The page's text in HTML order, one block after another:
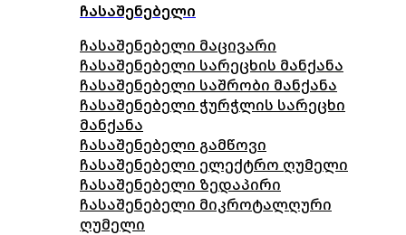
ჩასაშენებელი
ჩასაშენებელი მაცივარი
ჩასაშენებელი სარეცხის მანქანა
ჩასაშენებელი საშრობი მანქანა
ჩასაშენებელი ჭურჭლის სარეცხი
მანქანა
ჩასაშენებელი გამწოვი
ჩასაშენებელი ელექტრო ღუმელი
ჩასაშენებელი ზედაპირი
ჩასაშენებელი მიკროტალღური
ღუმელი